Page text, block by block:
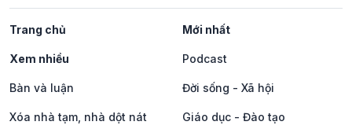
Trang chủ Mới nhất
Xem nhiều Podcast
Bàn và luận Đời sống - Xã hội
Xóa nhà tạm, nhà dột nát Giáo dục - Đào tạo